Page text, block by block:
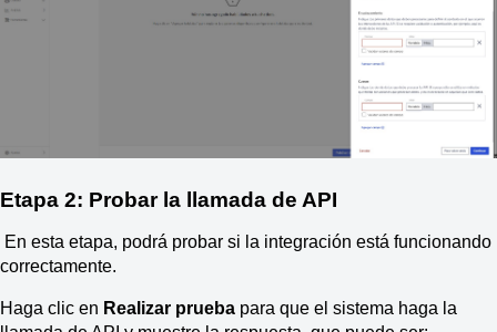
Etapa 2: Probar la llamada de API
En esta etapa, podrá probar si la integración está funcionando
correctamente.
Haga clic en Realizar prueba para que el sistema haga la